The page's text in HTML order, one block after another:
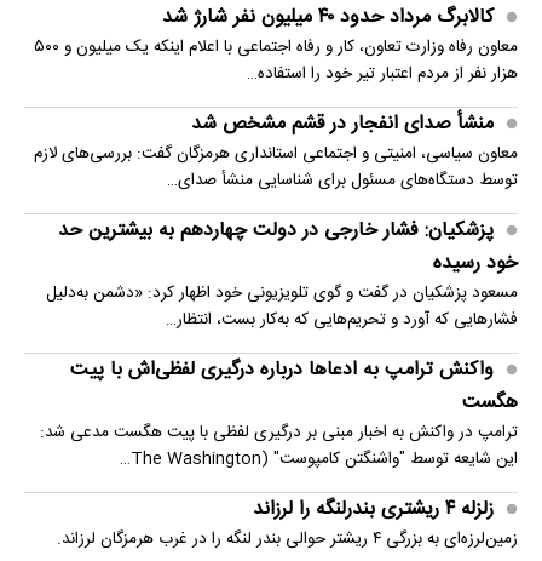
کالابرگ مرداد حدود ۴۰‌ میلیون نفر شارژ شد
معاون رفاه وزارت تعاون، کار و رفاه اجتماعی با اعلام اینکه یک میلیون و ۵۰۰
هزار نفر از مردم اعتبار تیر خود را استفاده…
منشأ صدای انفجار در قشم مشخص شد
معاون سیاسی، امنیتی و اجتماعی استانداری هرمزگان گفت: بررسی‌های لازم
توسط دستگاه‌های مسئول برای شناسایی منشأ صدای…
پزشکیان: فشار خارجی در دولت چهاردهم به بیشترین حد
خود رسیده
مسعود پزشکیان در گفت و گوی تلویزیونی خود اظهار کرد: «دشمن به‌دلیل
فشارهایی که آورد و تحریم‌هایی که به‌کار بست، انتظار…
واکنش ترامپ به ادعاها درباره درگیری لفظی‌اش با پیت
هگست
ترامپ در واکنش به اخبار مبنی بر درگیری لفظی با پیت هگست مدعی شد:
این شایعه توسط "واشنگتن کامپوست" (The Washington…
زلزله ۴ ریشتری بندرلنگه را لرزاند
زمین‌لرزه‌ای به بزرگی ۴ ریشتر حوالی بندر لنگه را در غرب هرمزگان لرزاند.